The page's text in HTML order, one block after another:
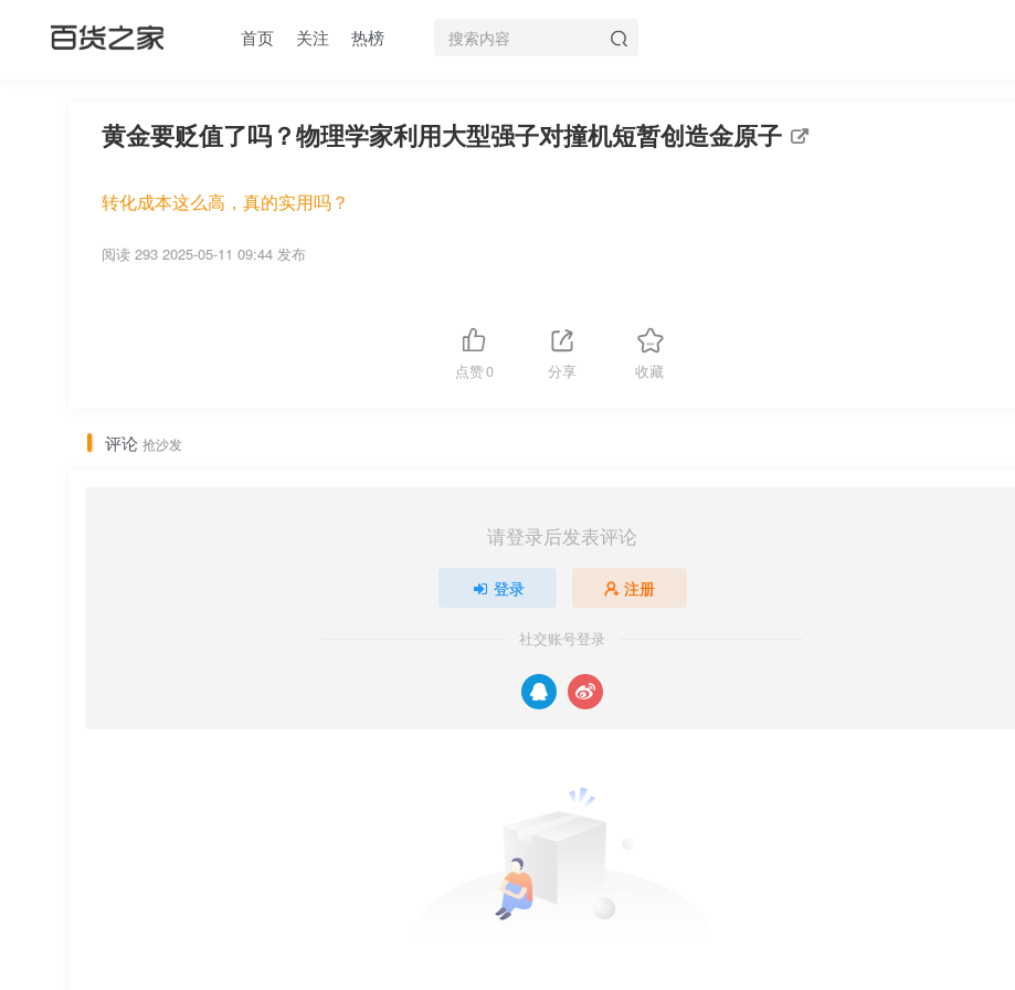
首页 关注 热榜
黄金要贬值了吗？物理学家利用大型强子对撞机短暂创造金原子
转化成本这么高，真的实用吗？
阅读 293 2025-05-11 09:44 发布
点赞0 分享 收藏
评论 抢沙发
请登录后发表评论
登录 注册
社交账号登录